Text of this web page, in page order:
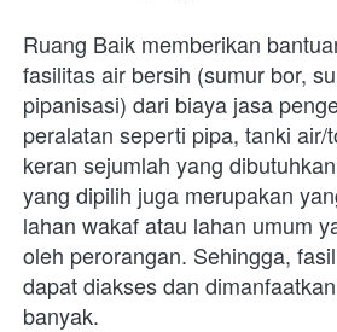
Ruang Baik memberikan
fasilitas air bersih (sumur bor,
pipanisasi) dari biaya jasa
peralatan seperti pipa, tanki air/
keran sejumlah yang
yang dipilih juga merupakan
lahan wakaf atau lahan umum
oleh perorangan. Sehingga,
dapat diakses dan
banyak.